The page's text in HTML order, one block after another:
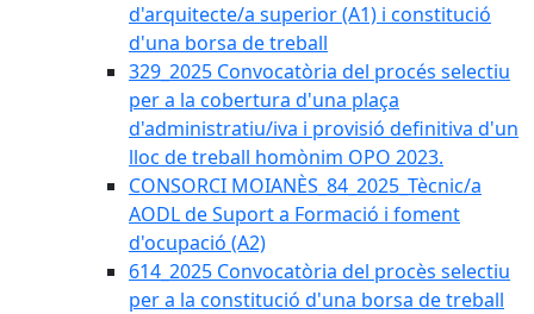
d'arquitecte/a superior (A1) i constitució
d'una borsa de treball
329_2025 Convocatòria del procés selectiu
per a la cobertura d'una plaça
d'administratiu/iva i provisió definitiva d'un
lloc de treball homònim OPO 2023.
CONSORCI MOIANÈS_84_2025_Tècnic/a
AODL de Suport a Formació i foment
d'ocupació (A2)
614_2025 Convocatòria del procès selectiu
per a la constitució d'una borsa de treball